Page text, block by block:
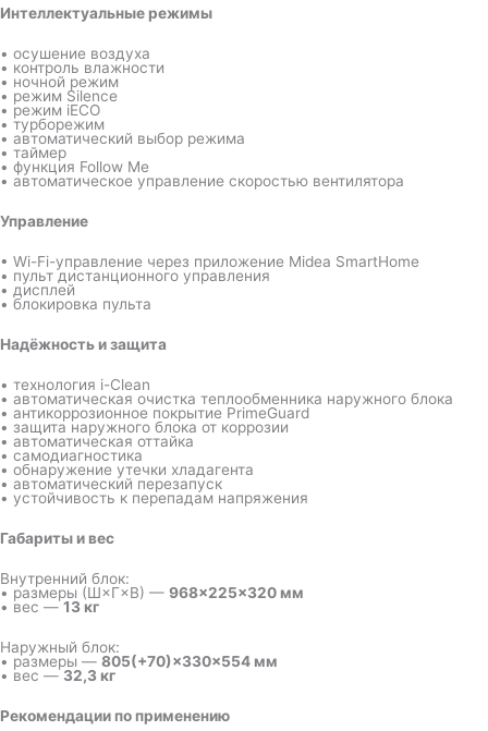
Интеллектуальные режимы
• осушение воздуха
• контроль влажности
• ночной режим
• режим Silence
• режим iECO
• турборежим
• автоматический выбор режима
• таймер
• функция Follow Me
• автоматическое управление скоростью вентилятора
Управление
• Wi-Fi-управление через приложение Midea SmartHome
• пульт дистанционного управления
• дисплей
• блокировка пульта
Надёжность и защита
• технология i-Clean
• автоматическая очистка теплообменника наружного блока
• антикоррозионное покрытие PrimeGuard
• защита наружного блока от коррозии
• автоматическая оттайка
• самодиагностика
• обнаружение утечки хладагента
• автоматический перезапуск
• устойчивость к перепадам напряжения
Габариты и вес
Внутренний блок:
• размеры (Ш×Г×В) — 968×225×320 мм
• вес —13 кг
Наружный блок:
• размеры — 805(+70)×330×554 мм
• вес — 32,3 кг
Рекомендации по применению